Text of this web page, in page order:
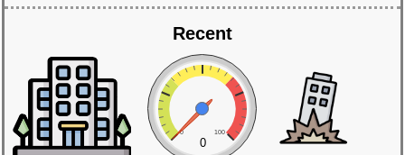
Recent
0 100
0